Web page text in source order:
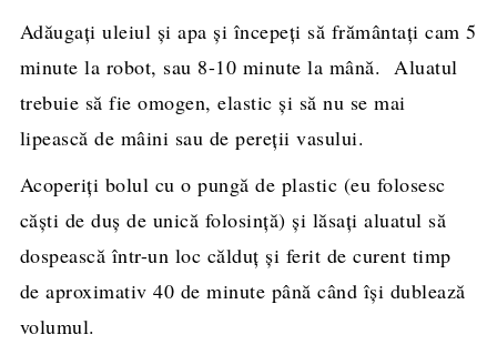
Adăugați uleiul și apa și începeți să frământați cam 5
minute la robot, sau 8-10 minute la mână. Aluatul
trebuie să fie omogen, elastic și să nu se mai
lipească de mâini sau de pereții vasului.
Acoperiți bolul cu o pungă de plastic (eu folosesc
căști de duș de unică folosință) și lăsați aluatul să
dospească într-un loc călduț și ferit de curent timp
de aproximativ 40 de minute până când își dublează
volumul.